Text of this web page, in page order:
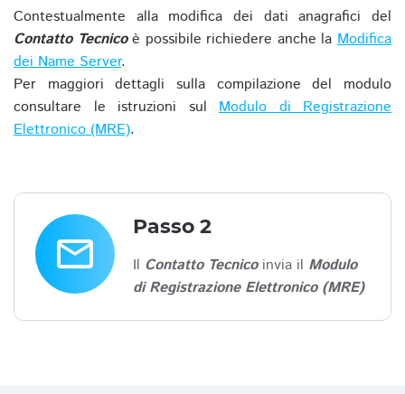
Contestualmente alla modifica dei dati anagrafici del
Contatto Tecnicoè possibile richiedere anche laModifica
dei Name Server.
Per maggiori dettagli sulla compilazione del modulo
consultare le istruzioni sul Modulo di Registrazione
Elettronico (MRE).
email
Passo 2
Il Contatto Tecnicoinvia il Modulo
di Registrazione Elettronico (MRE)